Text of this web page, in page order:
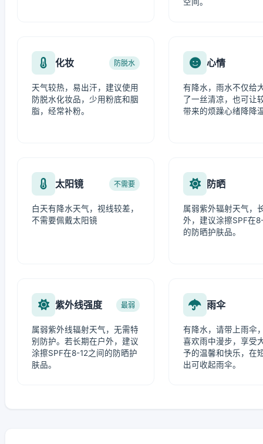
化妆 防脱水
天气较热，易出汗，建议使用
防脱水化妆品，少用粉底和胭
脂，经常补粉。
心情
有降水，雨水不仅给
了一丝清凉，也可让
带来的烦躁心绪降降
太阳镜 不需要
白天有降水天气，视线较差，
不需要佩戴太阳镜
防晒
属弱紫外辐射天气，
外，建议涂擦SPF在
的防晒护肤品。
紫外线强度 最弱
属弱紫外线辐射天气，无需特
别防护。若长期在户外，建议
涂擦SPF在8-12之间的防晒护
肤品。
雨伞
有降水，请带上雨伞
喜欢雨中漫步，享受
予的温馨和快乐，在
出可收起雨伞。